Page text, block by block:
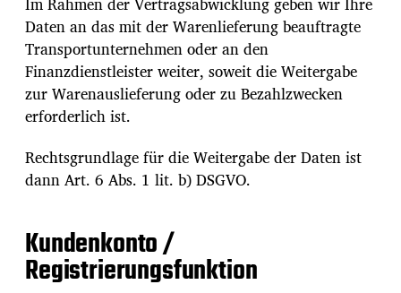
Daten an das mit der Warenlieferung beauftragte
Transportunternehmen oder an den
Finanzdienstleister weiter, soweit die Weitergabe
zur Warenauslieferung oder zu Bezahlzwecken
erforderlich ist.
Rechtsgrundlage für die Weitergabe der Daten ist
dann Art. 6 Abs. 1 lit. b) DSGVO.
Kundenkonto /
Registrierungsfunktion